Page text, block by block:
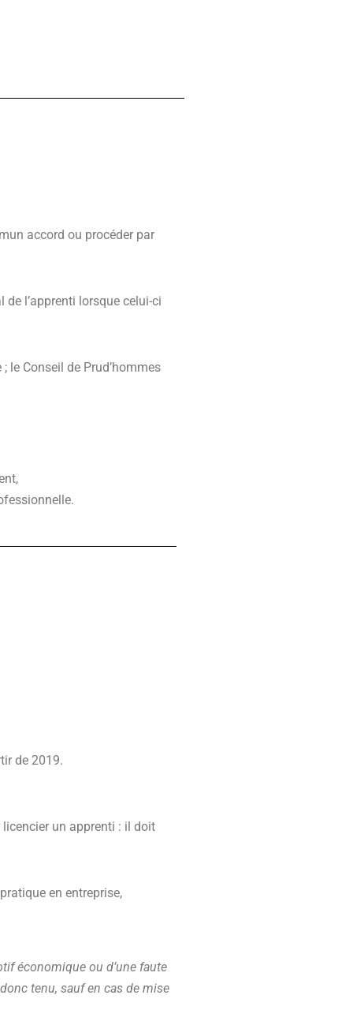
accord ou procéder par
l’apprenti lorsque celui-ci
le Conseil de Prud’hommes
de 2019.
licencier un apprenti : il doit
en entreprise,
économique ou d’une faute
tenu, sauf en cas de mise